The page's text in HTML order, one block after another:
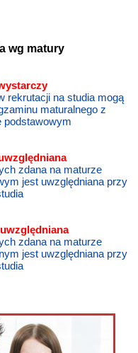
wg matury
rekrutacji na studia mogą
maturalnego z
podstawowym
zdana na maturze
jest uwzględniana przy
zdana na maturze
jest uwzględniana przy